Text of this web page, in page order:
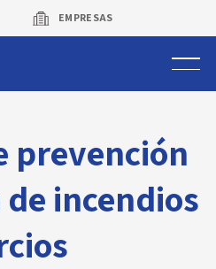
EMPRESAS
de cámaras
GPS
Personas
prevención
incendios